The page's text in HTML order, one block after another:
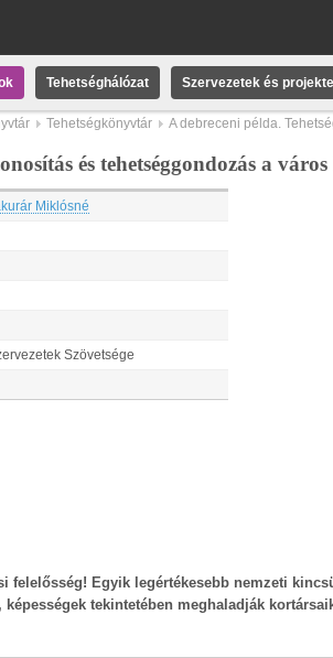
Tehetséghálózat Szervezetek és
Tehetségkönyvtár A debreceni példa.
és tehetséggondozás a
Miklósné
Szövetsége
felelősség! Egyik legértékesebb nemzeti
tekintetében meghaladják